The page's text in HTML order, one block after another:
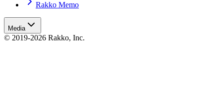
Rakko Memo
Media
© 2019-2026 Rakko, Inc.